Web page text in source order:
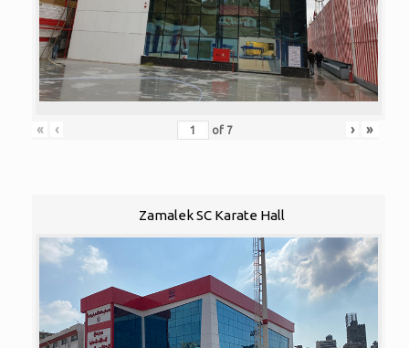
« ‹ of 7 › »
Zamalek SC Karate Hall